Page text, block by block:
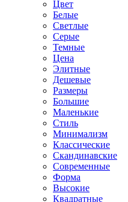
Цвет
Белые
Светлые
Серые
Темные
Цена
Элитные
Дешевые
Размеры
Большие
Маленькие
Стиль
Минимализм
Классические
Скандинавские
Современные
Форма
Высокие
Квадратные